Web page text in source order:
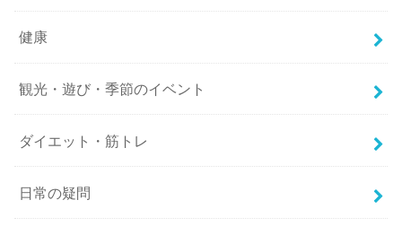
健康
観光・遊び・季節のイベント
ダイエット・筋トレ
日常の疑問